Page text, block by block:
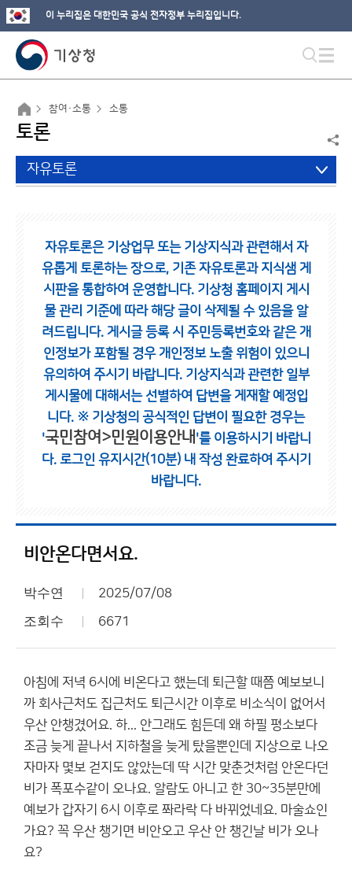
이 누리집은 대한민국 공식 전자정부 누리집입니다.
참여·소통 소통
토론
자유토론
자유토론은 기상업무 또는 기상지식과 관련해서 자
유롭게 토론하는 장으로, 기존 자유토론과 지식샘 게
시판을 통합하여 운영합니다. 기상청 홈페이지 게시
물 관리 기준에 따라 해당 글이 삭제될 수 있음을 알
려드립니다. 게시글 등록 시 주민등록번호와 같은 개
인정보가 포함될 경우 개인정보 노출 위험이 있으니
유의하여 주시기 바랍니다. 기상지식과 관련한 일부
게시물에 대해서는 선별하여 답변을 게재할 예정입
니다. ※ 기상청의 공식적인 답변이 필요한 경우는
'국민참여>민원이용안내 '를 이용하시기 바랍니
다. 로그인 유지시간(10분) 내 작성 완료하여 주시기
바랍니다.
비안온다면서요.
박수연 2025/07/08
조회수 6671
아침에 저녁 6시에 비온다고 했는데 퇴근할 때쯤 예보보니
까 회사근처도 집근처도 퇴근시간 이후로 비소식이 없어서
우산 안챙겼어요. 하... 안그래도 힘든데 왜 하필 평소보다
조금 늦게 끝나서 지하철을 늦게 탔을뿐인데 지상으로 나오
자마자 몇보 걷지도 않았는데 딱 시간 맞춘것처럼 안온다던
비가 폭포수같이 오나요. 알람도 아니고 한 30~35분만에
예보가 갑자기 6시 이후로 쫘라락 다 바뀌었네요. 마술쇼인
가요? 꼭 우산 챙기면 비안오고 우산 안 챙긴날 비가 오나
요?